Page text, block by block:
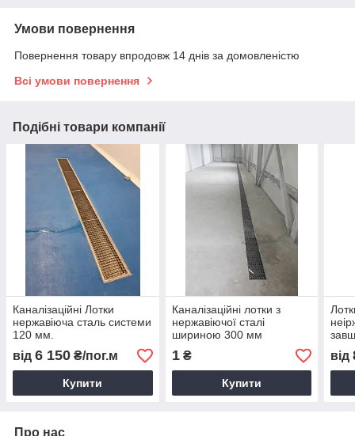
Умови повернення
Повернення товару впродовж 14 днів за домовленістю
Всі умови повернення
Подібні товари компанії
Каналізаційні Лотки
нержавіюча сталь системи
120 мм.
від 6 150 ₴/пог.м
Купити
Каналізаційні лотки з
нержавіючої сталі
шириною 300 мм
1₴
Купити
від
Про нас